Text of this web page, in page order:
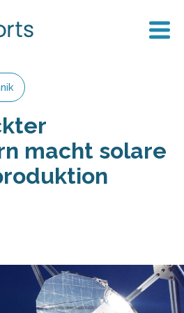
macht solare